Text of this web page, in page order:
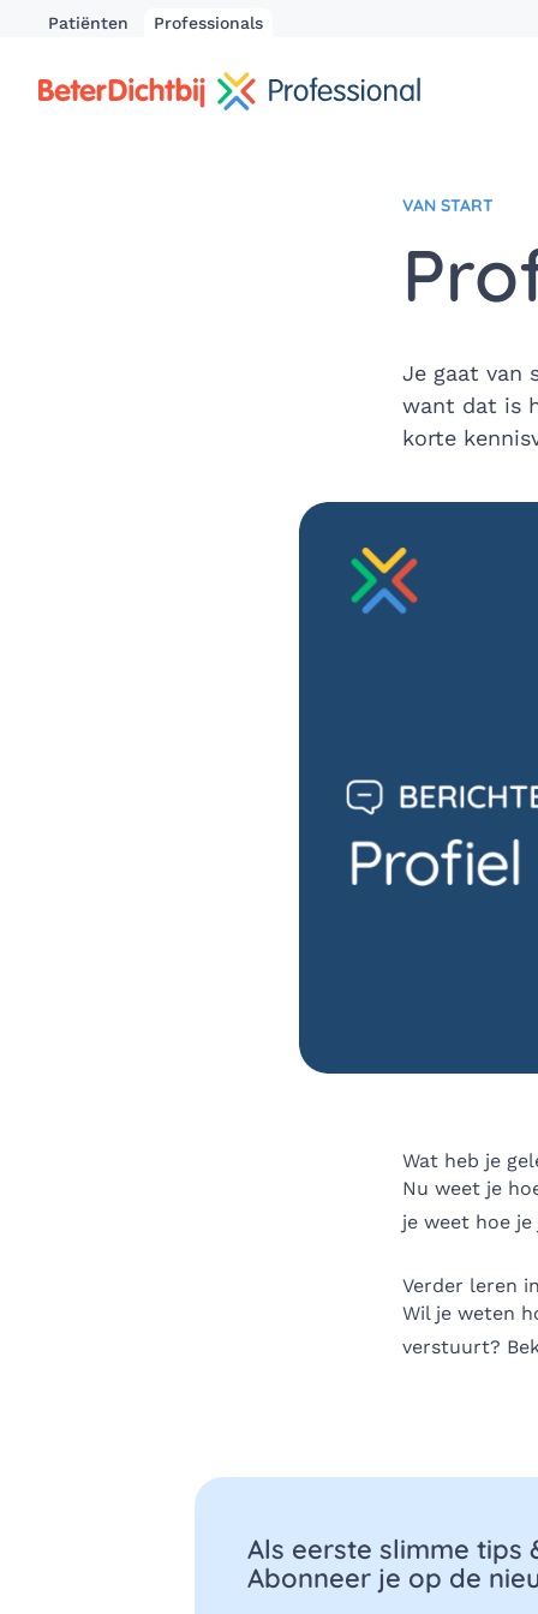
Patiënten Professionals
VAN START
Je gaat van
want dat is
korte
Wat heb je
Nu weet je
je weet hoe
Verder leren
Wil je weten
verstuurt?
Als eerste slimme tips
Abonneer je op de